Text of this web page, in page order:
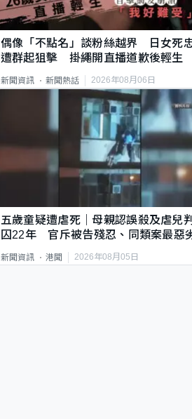
偶像「不點名」談粉絲越界 日女死
遭群起狙擊 掛繩開直播道歉後輕生
新聞資訊 新聞熱話 2026年08月06日
五歲童疑遭虐死｜母親認誤殺及虐兒
囚22年 官斥被告殘忍、同類案最惡
新聞資訊 港聞 2026年08月05日